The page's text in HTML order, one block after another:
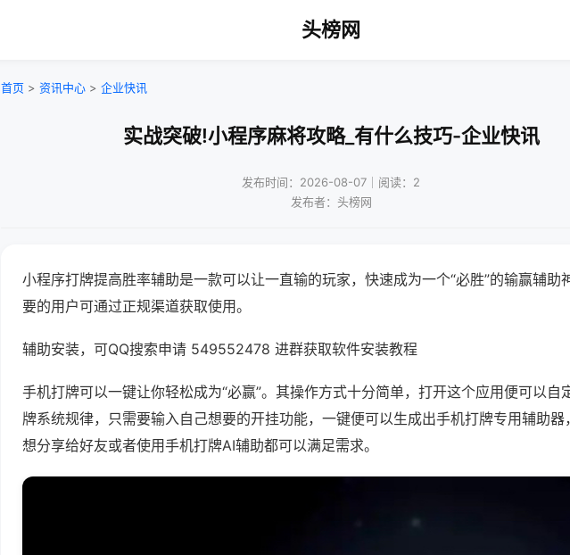
头榜网
首页 > 资讯中心 > 企业快讯
实战突破!小程序麻将攻略_有什么技巧-企业快讯
发布时间：2026-08-07｜阅读：2
发布者：头榜网
小程序打牌提高胜率辅助是一款可以让一直输的玩家，快速成为一个“必胜”的输赢辅助
要的用户可通过正规渠道获取使用。
辅助安装，可QQ搜索申请 549552478 进群获取软件安装教程
手机打牌可以一键让你轻松成为“必赢”。其操作方式十分简单，打开这个应用便可以自
牌系统规律，只需要输入自己想要的开挂功能，一键便可以生成出手机打牌专用辅助器
想分享给好友或者使用手机打牌AI辅助都可以满足需求。